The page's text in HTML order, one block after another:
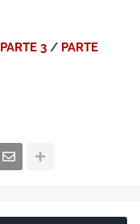
PARTE 3 / PARTE